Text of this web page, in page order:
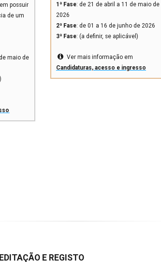
possuir
de um
maio de
1ª Fase: de 21 de abril a 11 de maio de
2026
2ª Fase: de 01 a 16 de junho de 2026
3ª Fase: (a definir, se aplicável)
Ver mais informação em
Candidaturas, acesso e ingresso
E REGISTO